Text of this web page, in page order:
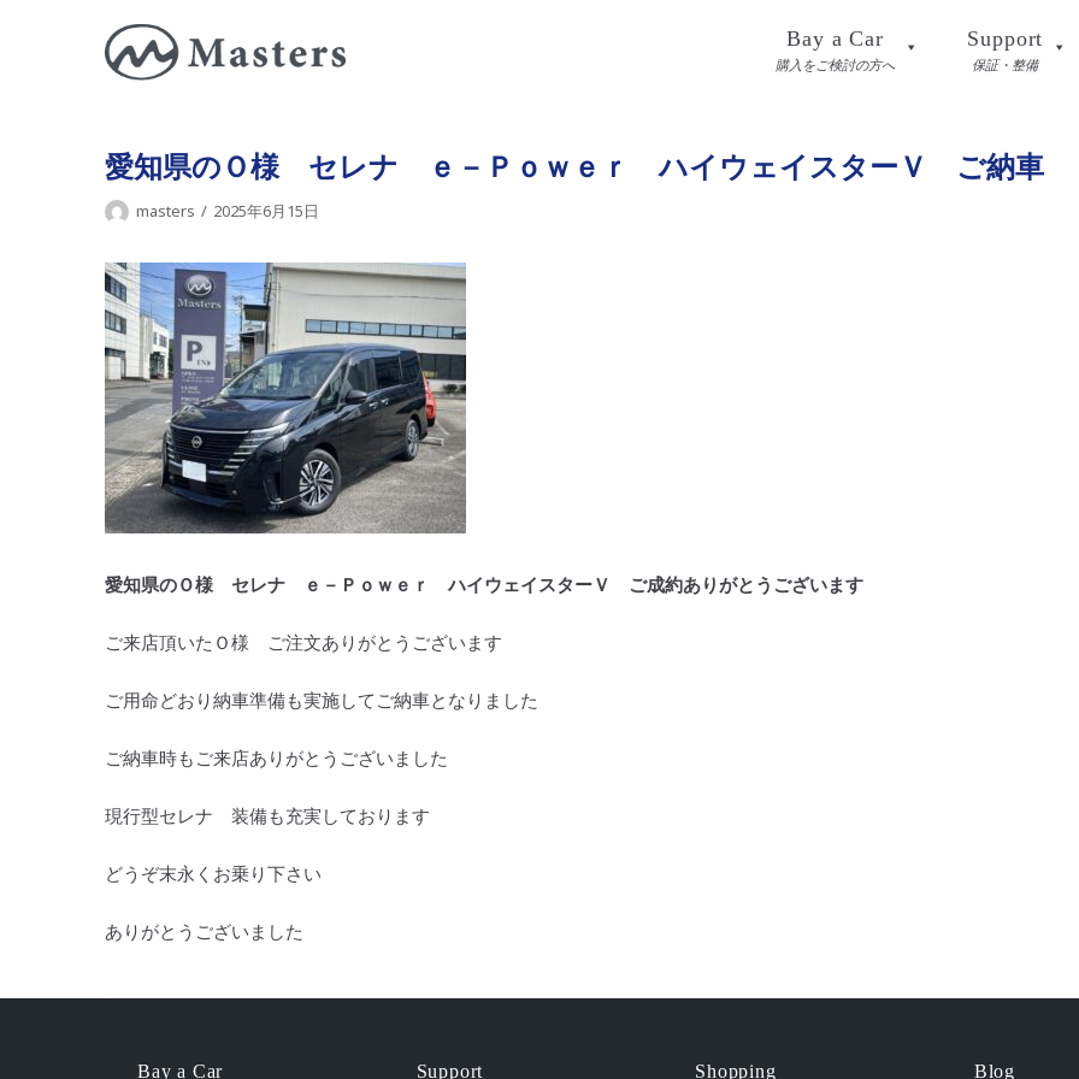
Bay a Car
購入をご検討の方へ
Support
保証・整備
愛知県のＯ様 セレナ ｅ－Ｐｏｗｅｒ ハイウェイスターＶ ご納車
masters 2025年6月15日
愛知県のＯ様 セレナ ｅ－Ｐｏｗｅｒ ハイウェイスターＶ ご成約ありがとうございます
ご来店頂いたＯ様 ご注文ありがとうございます
ご用命どおり納車準備も実施してご納車となりました
ご納車時もご来店ありがとうございました
現行型セレナ 装備も充実しております
どうぞ末永くお乗り下さい
ありがとうございました
Bay a Car Support Shopping Blog